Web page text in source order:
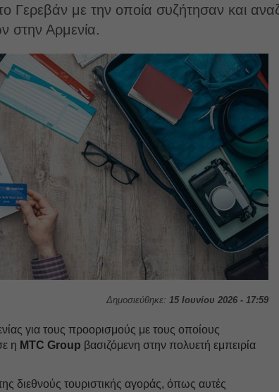
Γερεβάν με την οποία συζήτησαν και
στην Αρμενία.
Δημοσιεύθηκε: 15 Ιουνίου 2026 - 17:59
για τους προορισμούς με τους οποίους
η MTC Group βασιζόμενη στην πολυετή εμπειρία
διεθνούς τουριστικής αγοράς, όπως αυτές